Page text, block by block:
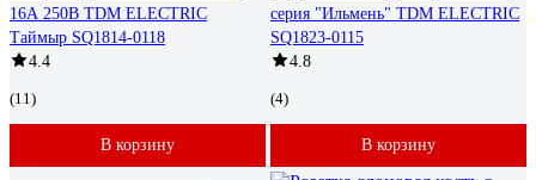
16А 250В TDM ELECTRIC
Таймыр SQ1814-0118
4.4
(11)
В корзину
серия "Ильмень" TDM ELECTRIC
SQ1823-0115
4.8
(4)
В корзину